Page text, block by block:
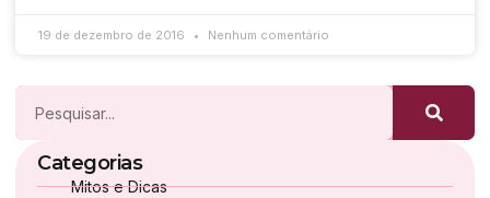
19 de dezembro de 2016 Nenhum comentário
Categorias
Mitos e Dicas